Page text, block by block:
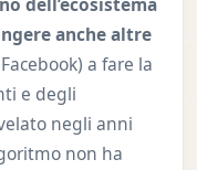
anche altre
a fare la
e degli
negli anni
non ha